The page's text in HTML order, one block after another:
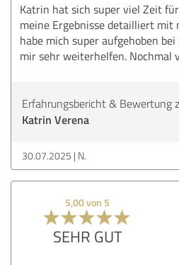
Katrin hat sich super viel Zeit
meine Ergebnisse detailliert mit
habe mich super aufgehoben
mir sehr weiterhelfen. Nochmal
Erfahrungsbericht & Bewertung
Katrin Verena
30.07.2025 N.
5,00 von 5
SEHR GUT